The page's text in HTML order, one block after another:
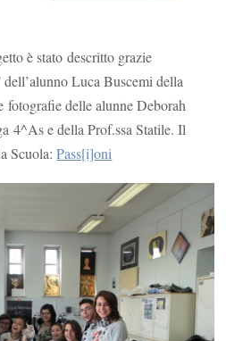
è stato descritto grazie
dell’alunno Luca Buscemi della
fotografie delle alunne Deborah
4^As e della Prof.ssa Statile. Il
Scuola:Pass[i]oni